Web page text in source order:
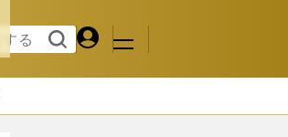
検索
る
マイペ
ジ
メニュ